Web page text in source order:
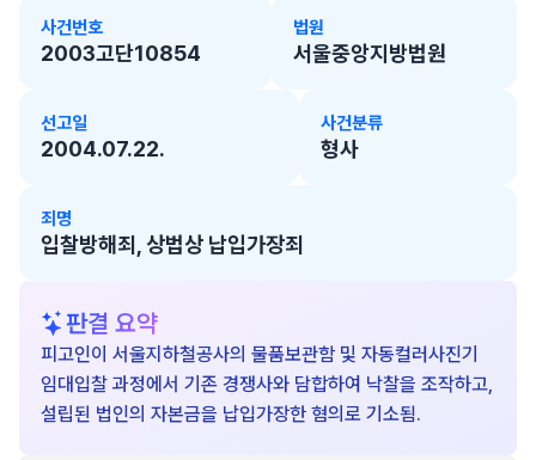
사건번호
2003고단10854
법원
서울중앙지방법원
선고일
2004.07.22.
사건분류
형사
죄명
입찰방해죄, 상법상 납입가장죄
판결 요약
피고인이 서울지하철공사의 물품보관함 및 자동컬러사진기
임대입찰 과정에서 기존 경쟁사와 담합하여 낙찰을 조작하고,
설립된 법인의 자본금을 납입가장한 혐의로 기소됨.